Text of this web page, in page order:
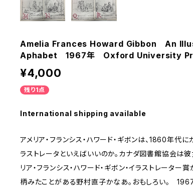
Amelia Frances Howard Gibbon An
Aphabet 1967年 Oxford University
¥4,000
残り1点
International shipping available
アメリア・フランシス・ハワード・ギボンは、1860年代
ラストレータといえばいいのか。カナダ図書館協会は彼
リア・フランシス・ハワード・ギボン・イラストレーター
柄みたことがある野村直子かなあ。おもしろい。